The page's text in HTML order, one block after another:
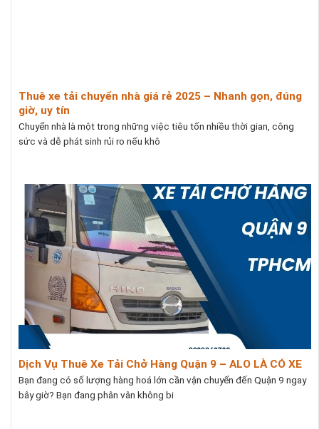
Thuê xe tải chuyển nhà giá rẻ 2025 – Nhanh gọn, đúng
giờ, uy tín
Chuyển nhà là một trong những việc tiêu tốn nhiều thời gian, công
sức và dễ phát sinh rủi ro nếu khô
Dịch Vụ Thuê Xe Tải Chở Hàng Quận 9 – ALO LÀ CÓ XE
Bạn đang có số lượng hàng hoá lớn cần vận chuyển đến Quận 9 ngay
bây giờ? Bạn đang phân vân không bi